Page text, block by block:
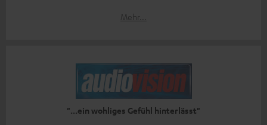
Mehr...
"...ein wohliges Gefühl hinterlässt"